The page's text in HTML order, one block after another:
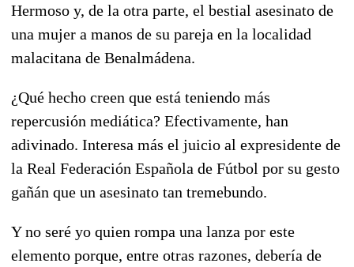
Hermoso y, de la otra parte, el bestial asesinato de
una mujer a manos de su pareja en la localidad
malacitana de Benalmádena.
¿Qué hecho creen que está teniendo más
repercusión mediática? Efectivamente, han
adivinado. Interesa más el juicio al expresidente de
la Real Federación Española de Fútbol por su gesto
gañán que un asesinato tan tremebundo.
Y no seré yo quien rompa una lanza por este
elemento porque, entre otras razones, debería de